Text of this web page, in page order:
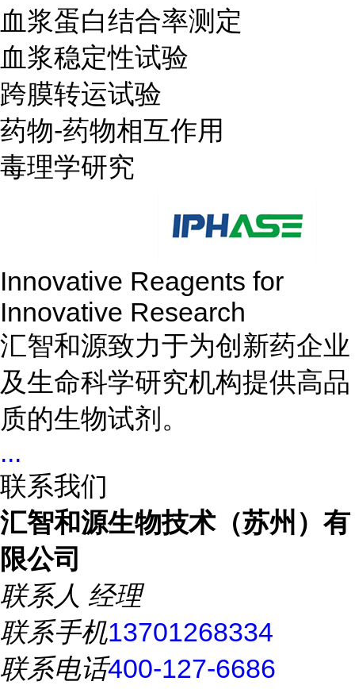
血浆蛋白结合率测定
血浆稳定性试验
跨膜转运试验
药物-药物相互作用
毒理学研究
Innovative Reagents for
Innovative Research
汇智和源致力于为创新药企业
及生命科学研究机构提供高品
质的生物试剂。
...
联系我们
汇智和源生物技术（苏州）有
限公司
联系人 经理
联系手机13701268334
联系电话400-127-6686